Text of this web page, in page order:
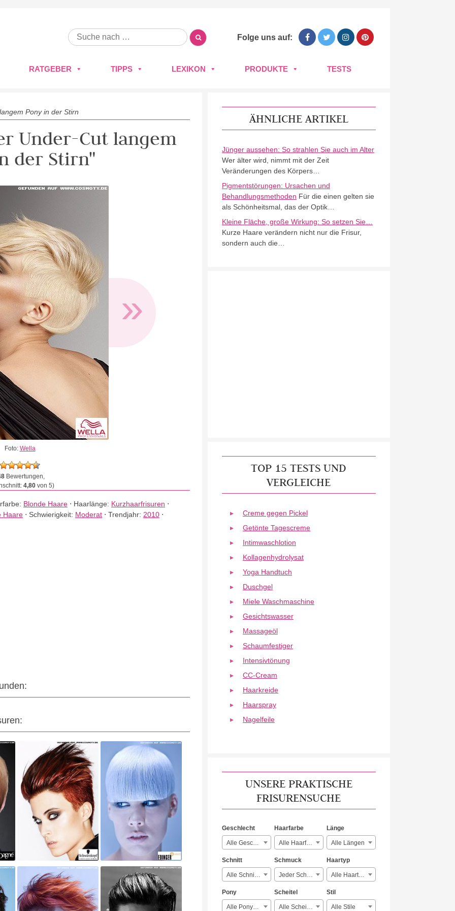
Folge uns auf:
RATGEBER TIPPS LEXIKON PRODUKTE TESTS
Pony in der Stirn
Under-Cut langem
der Stirn"
»
Foto: Wella
Bewertungen,
4,80von 5)
Blonde Haare ⋅ Haarlänge: Kurzhaarfrisuren ⋅
Haare ⋅ Schwierigkeit: Moderat ⋅Trendjahr: 2010 ⋅
ÄHNLICHE ARTIKEL
Jünger aussehen: So strahlen Sie auch im Alter
Wer älter wird, nimmt mit der Zeit
Veränderungen des Körpers…
Pigmentstörungen: Ursachen und
Behandlungsmethoden Für die einen gelten sie
als Schönheitsmal, das der Optik…
Kleine Fläche, große Wirkung: So setzen Sie…
Kurze Haare verändern nicht nur die Frisur,
sondern auch die…
TOP 15 TESTS UND
VERGLEICHE
Creme gegen Pickel
Getönte Tagescreme
Intimwaschlotion
Kollagenhydrolysat
Yoga Handtuch
Duschgel
Miele Waschmaschine
Gesichtswasser
Massageöl
Schaumfestiger
Intensivtönung
CC-Cream
Haarkreide
Haarspray
Nagelfeile
UNSERE PRAKTISCHE
FRISURENSUCHE
Geschlecht
Alle Geschlechter
Haarfarbe
Alle Haarfarben
Länge
Alle Längen
Schnitt
Alle Schnitte
Schmuck
Jeder Schmuck
Haartyp
Alle Haartypen
Pony
Alle Ponyarten
Scheitel
Alle Scheitelarten
Stil
Alle Stile